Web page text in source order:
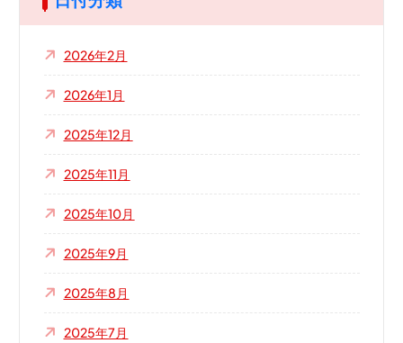
2026年2月
2026年1月
2025年12月
2025年11月
2025年10月
2025年9月
2025年8月
2025年7月